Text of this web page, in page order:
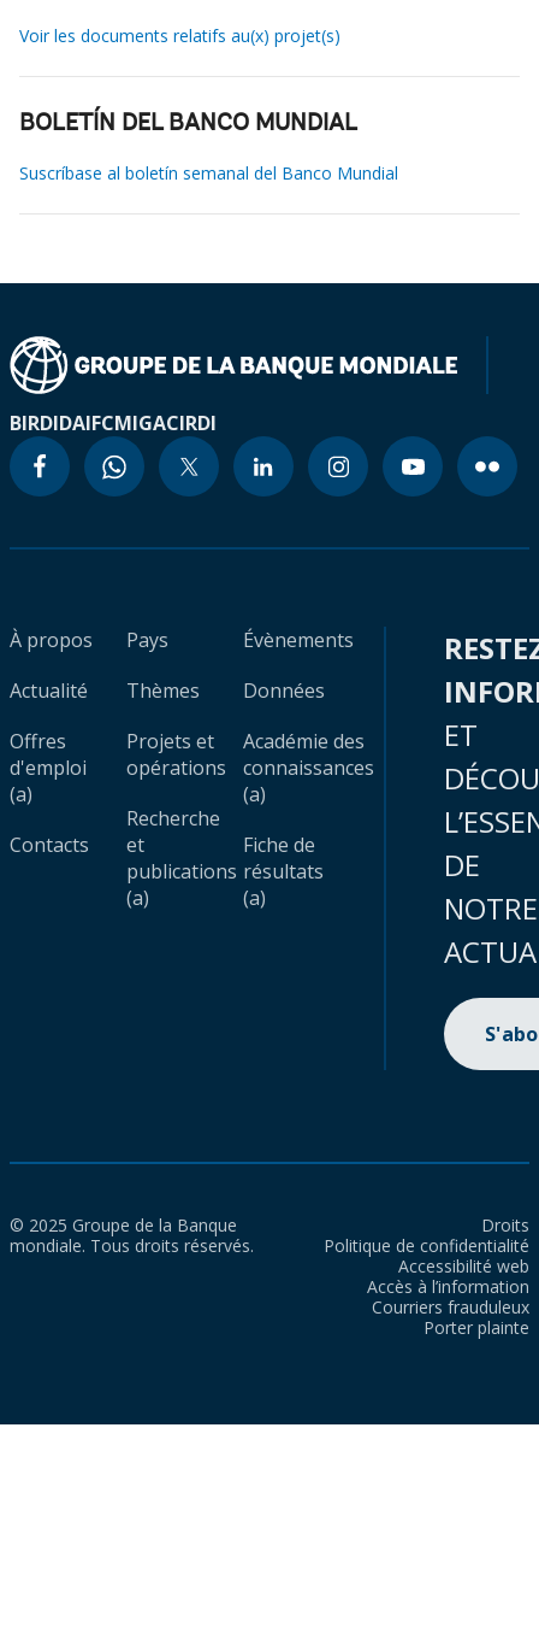
Voir les documents relatifs au(x) projet(s)
BOLETÍN DEL BANCO MUNDIAL
Suscríbase al boletín semanal del Banco Mundial
BIRDIDAIFCMIGACIRDI
À propos
Actualité
Offres
d'emploi
(a)
Contacts
Pays
Thèmes
Projets et
opérations
Recherche
et
publications
(a)
Évènements
Données
Académie des
connaissances
(a)
Fiche de
résultats
(a)
ET
DE
NOTRE
© 2025 Groupe de la Banque
mondiale. Tous droits réservés.
Droits
Politique de confidentialité
Accessibilité web
Accès à l’information
Courriers frauduleux
Porter plainte